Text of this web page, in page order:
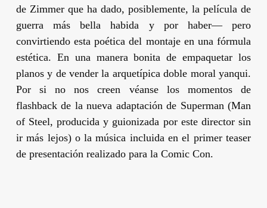
de Zimmerque ha dado, posiblemente, la película de
guerra más bella habida y por haber— pero
convirtiendo esta poética del montaje en una fórmula
estética. En una manera bonita de empaquetar los
planos y de vender la arquetípica doble moral yanqui.
Por si no nos creen véanse los momentos de
flashbackde la nueva adaptación de Superman (Man
of Steel, producida y guionizada por este director sin
ir más lejos) o la música incluida en el primerteaser
de presentación realizado para la Comic Con.